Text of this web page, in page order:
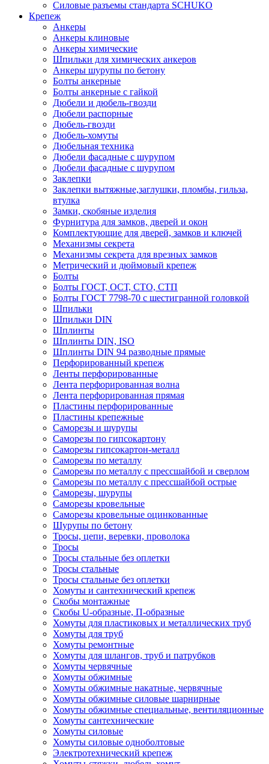
Силовые разъемы стандарта SCHUKO
Крепеж
Анкеры
Анкеры клиновые
Анкеры химические
Шпильки для химических анкеров
Анкеры шурупы по бетону
Болты анкерные
Болты анкерные с гайкой
Дюбели и дюбель-гвозди
Дюбели распорные
Дюбель-гвозди
Дюбель-хомуты
Дюбельная техника
Дюбели фасадные с шурупом
Дюбели фасадные с шурупом
Заклепки
Заклепки вытяжные,заглушки, пломбы, гильза,
втулка
Замки, скобяные изделия
Фурнитура для замков, дверей и окон
Комплектующие для дверей, замков и ключей
Механизмы секрета
Механизмы секрета для врезных замков
Метрический и дюймовый крепеж
Болты
Болты ГОСТ, ОСТ, СТО, СТП
Болты ГОСТ 7798-70 с шестигранной головкой
Шпильки
Шпильки DIN
Шплинты
Шплинты DIN, ISO
Шплинты DIN 94 разводные прямые
Перфорированный крепеж
Ленты перфорированные
Лента перфорированная волна
Лента перфорированная прямая
Пластины перфорированные
Пластины крепежные
Саморезы и шурупы
Саморезы по гипсокартону
Саморезы гипсокартон-металл
Саморезы по металлу
Саморезы по металлу с прессшайбой и сверлом
Саморезы по металлу с прессшайбой острые
Саморезы, шурупы
Саморезы кровельные
Саморезы кровельные оцинкованные
Шурупы по бетону
Тросы, цепи, веревки, проволока
Тросы
Тросы стальные без оплетки
Тросы стальные
Тросы стальные без оплетки
Хомуты и сантехнический крепеж
Скобы монтажные
Скобы U-образные, П-образные
Хомуты для пластиковых и металлических труб
Хомуты для труб
Хомуты ремонтные
Хомуты для шлангов, труб и патрубков
Хомуты червячные
Хомуты обжимные
Хомуты обжимные накатные, червячные
Хомуты обжимные силовые шарнирные
Хомуты обжимные специальные, вентиляционные
Хомуты сантехнические
Хомуты силовые
Хомуты силовые одноболтовые
Электротехнический крепеж